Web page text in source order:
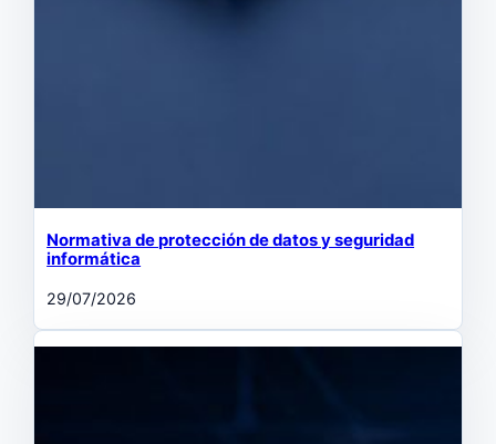
Normativa de protección de datos y seguridad
informática
29/07/2026